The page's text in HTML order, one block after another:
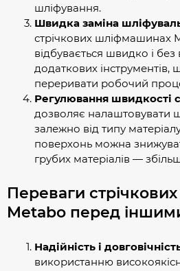
шліфування.
Швидка заміна
стрічкових шліфмашинах
відбувається швидко і
додаткових інструментів,
переривати робочий
Регулювання швидкості
дозволяє налаштовувати
залежно від типу
поверхонь можна
грубих матеріалів —
Переваги
Metabo перед
Надійність і
використанню